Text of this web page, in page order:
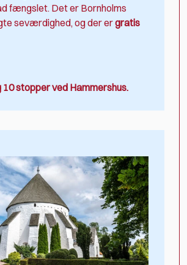
fængslet. Det er Bornholms
seværdighed, og der ergratis
10 stopper ved Hammershus.